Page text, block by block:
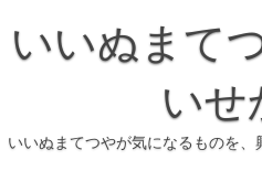
プ
いいぬまて
いせ
いいぬまてつやが気になるものを、